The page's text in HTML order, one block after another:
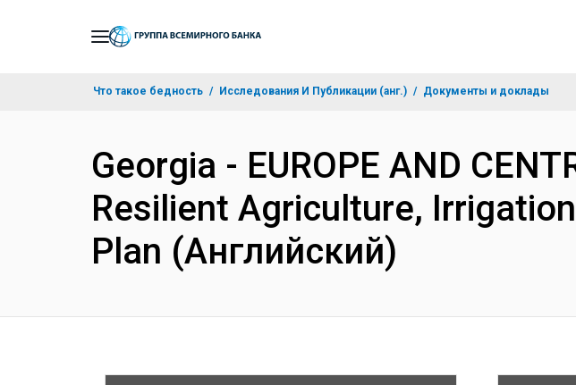
Что такое бедность Исследования И Публикации (анг.) Документы и доклады
Georgia - EUROPE AND
Resilient Agriculture,
Plan (Английский)